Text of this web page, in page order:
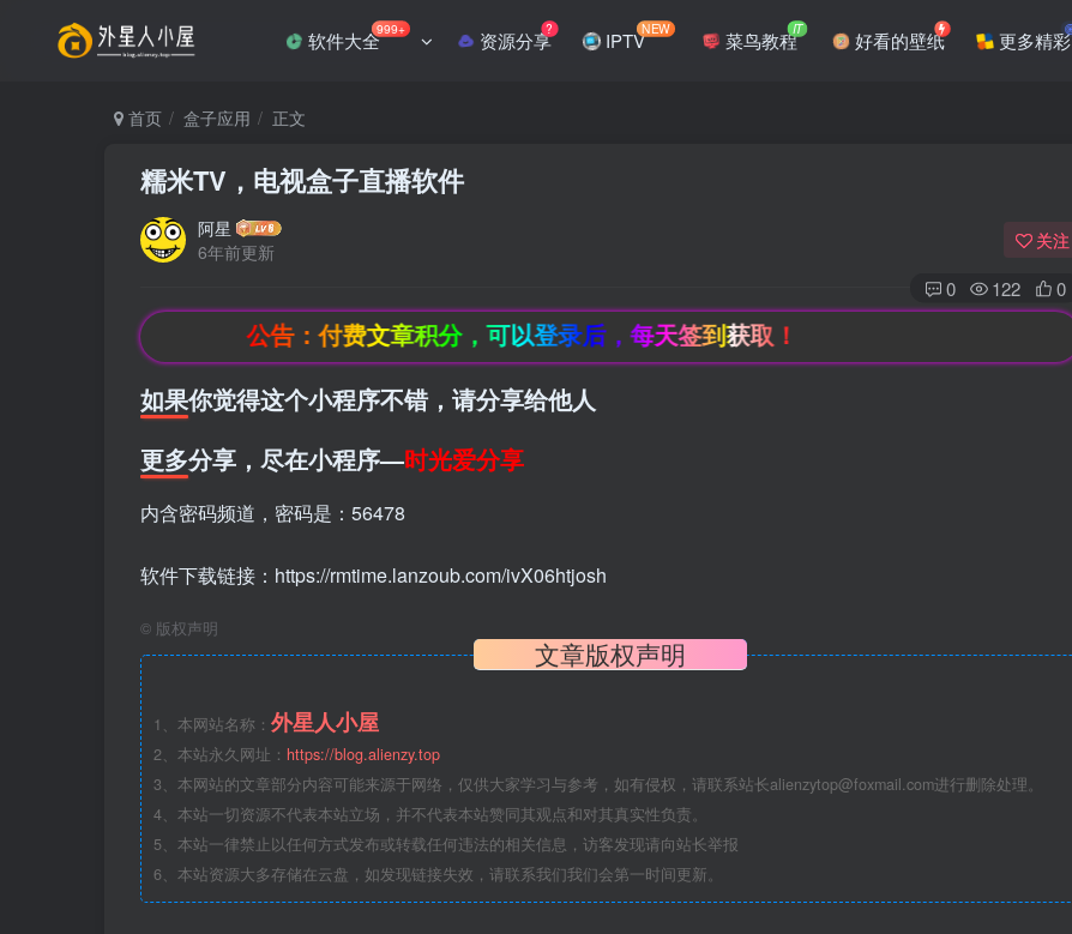
软件大全999+ 资源分享
? IPTVNEW 菜鸟教程IT 好看的壁纸 更多精彩
首页 盒子应用 正文
糯米TV，电视盒子直播软件
阿星
6年前更新
关注
0 122 0
公告：付费文章积分，可以登录后，每天签到获取！
如果你觉得这个小程序不错，请分享给他人
更多分享，尽在小程序—时光爱分享
内含密码频道，密码是：56478
软件下载链接：https://rmtime.lanzoub.com/ivX06htjosh
© 版权声明
文章版权声明
1、本网站名称： 外星人小屋
2、本站永久网址： https://blog.alienzy.top
3、本网站的文章部分内容可能来源于网络，仅供大家学习与参考，如有侵权，请联系站长alienzytop@foxmail.com进行删除处理。
4、本站一切资源不代表本站立场，并不代表本站赞同其观点和对其真实性负责。
5、本站一律禁止以任何方式发布或转载任何违法的相关信息，访客发现请向站长举报
6、本站资源大多存储在云盘，如发现链接失效，请联系我们我们会第一时间更新。